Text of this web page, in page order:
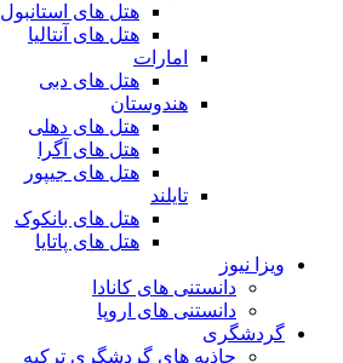
هتل های استانبول
هتل های آنتالیا
امارات
هتل های دبی
هندوستان
هتل های دهلی
هتل های آگرا
هتل های جیپور
تایلند
هتل های بانکوک
هتل های پاتایا
ویزا نیوز
دانستنی های کانادا
دانستنی های اروپا
گردشگری
جاذبه های گردشگری ترکیه